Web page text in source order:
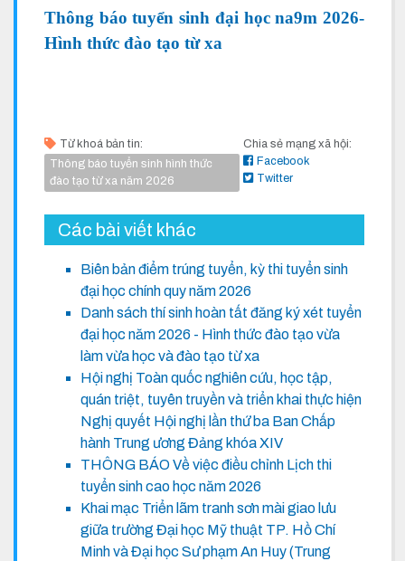
Thông báo tuyển sinh đại học na9m 2026-
Hình thức đào tạo từ xa
Từ khoá bản tin:
Thông báo tuyển sinh hình thức
đào tạo từ xa năm 2026
Chia sẻ mạng xã hội:
Facebook
Twitter
Các bài viết khác
Biên bản điểm trúng tuyển, kỳ thi tuyển sinh
đại học chính quy năm 2026
Danh sách thí sinh hoàn tất đăng ký xét tuyển
đại học năm 2026 - Hình thức đào tạo vừa
làm vừa học và đào tạo từ xa
Hội nghị Toàn quốc nghiên cứu, học tập,
quán triệt, tuyên truyền và triển khai thực hiện
Nghị quyết Hội nghị lần thứ ba Ban Chấp
hành Trung ương Đảng khóa XIV
THÔNG BÁO Về việc điều chỉnh Lịch thi
tuyển sinh cao học năm 2026
Khai mạc Triển lãm tranh sơn mài giao lưu
giữa trường Đại học Mỹ thuật TP. Hồ Chí
Minh và Đại học Sư phạm An Huy (Trung